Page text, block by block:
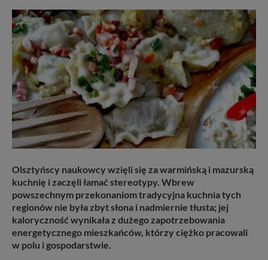
Olsztyńscy naukowcy wzięli się za warmińską i mazurską
kuchnię i zaczęli łamać stereotypy. Wbrew
powszechnym przekonaniom tradycyjna kuchnia tych
regionów nie była zbyt słona i nadmiernie tłusta; jej
kaloryczność wynikała z dużego zapotrzebowania
energetycznego mieszkańców, którzy ciężko pracowali
w polu i gospodarstwie.